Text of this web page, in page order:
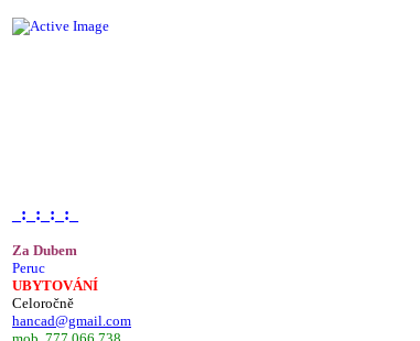
_:_:_:_:_
Za Dubem
Peruc
UBYTOVÁNÍ
Celoročně
hancad@gmail.com